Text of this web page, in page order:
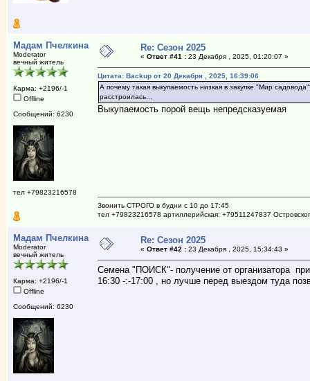
Мадам Пчелкина
Moderator
вечный житель
Карма: +2196/-1
Offline
Сообщений: 6230
тел +79823216578
Re: Сезон 2025
« Ответ #41 :23 Декабря , 2025, 01:20:07 »
Цитата: Backup от 20 Декабря , 2025, 16:39:06
А почему такая выкупаемость низкая в закупке "Мир
расстроилась...
Выкупаемость порой вещь непредсказуемая
Звонить СТРОГО в будни с 10 до 17:45
тел +79823216578 артиллерийская: +79511247837
Мадам Пчелкина
Moderator
вечный житель
Карма: +2196/-1
Offline
Сообщений: 6230
Re: Сезон 2025
« Ответ #42 :23 Декабря , 2025, 15:34:43 »
Семена "ПОИСК"- получение от организатора
16:30 -:-17:00 , но лучше перед выездом туда